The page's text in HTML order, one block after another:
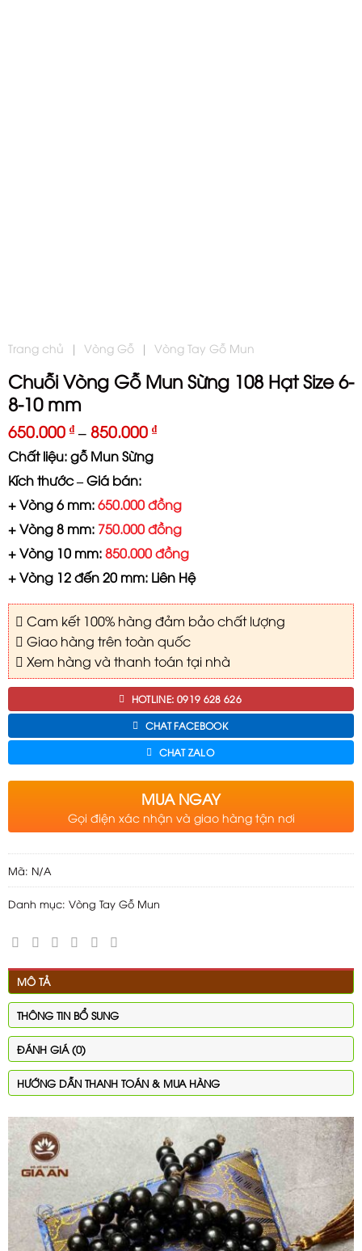
Trang chủ | Vòng Gỗ | Vòng Tay Gỗ Mun
Chuỗi Vòng Gỗ Mun Sừng 108 Hạt Size 6-
8-10 mm
650.000 ₫ –850.000 ₫
Chất liệu: gỗ Mun Sừng
Kích thước – Giá bán:
+ Vòng 6 mm:650.000 đồng
+ Vòng 8 mm: 750.000 đồng
+ Vòng 10 mm:850.000 đồng
+ Vòng 12 đến 20 mm: Liên Hệ
Cam kết 100% hàng đảm bảo chất lượng
Giao hàng trên toàn quốc
Xem hàng và thanh toán tại nhà
HOTLINE: 0919 628 626
CHAT FACEBOOK
CHAT ZALO
MUA NGAY
Gọi điện xác nhận và giao hàng tận nơi
Mã: N/A
Danh mục: Vòng Tay Gỗ Mun
MÔ TẢ
THÔNG TIN BỔ SUNG
ĐÁNH GIÁ (0)
HƯỚNG DẪN THANH TOÁN & MUA HÀNG